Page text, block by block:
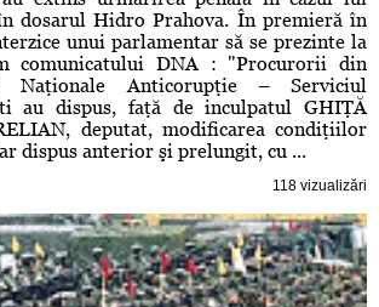
dosarul Hidro Prahova. În premieră în
unui parlamentar să se prezinte la
comunicatului DNA : "Procurorii din
Naţionale Anticorupţie – Serviciul
au dispus, faţă de inculpatul GHIŢĂ
deputat, modificarea condiţiilor
dispus anterior şi prelungit, cu ...
118 vizualizări